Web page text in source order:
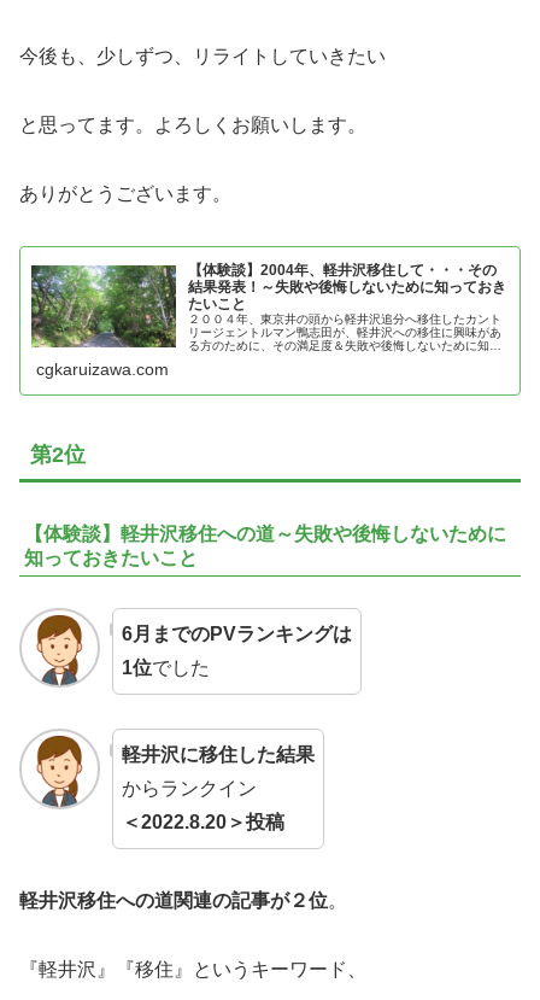
今後も、少しずつ、リライトしていきたい
と思ってます。よろしくお願いします。
ありがとうございます。
【体験談】2004年、軽井沢移住して・・・その
結果発表！～失敗や後悔しないために知っておき
たいこと
２００４年、東京井の頭から軽井沢追分へ移住したカント
リージェントルマン鴨志田が、軽井沢への移住に興味があ
る方のために、その満足度＆失敗や後悔しないために知っ
cgkaruizawa.com
第2位
【体験談】軽井沢移住への道～失敗や後悔しないために
知っておきたいこと
6月までのPVランキングは
1位でした
軽井沢に移住した結果
からランクイン
＜2022.8.20＞投稿
軽井沢移住への道関連の記事が２位。
『軽井沢』『移住』というキーワード、